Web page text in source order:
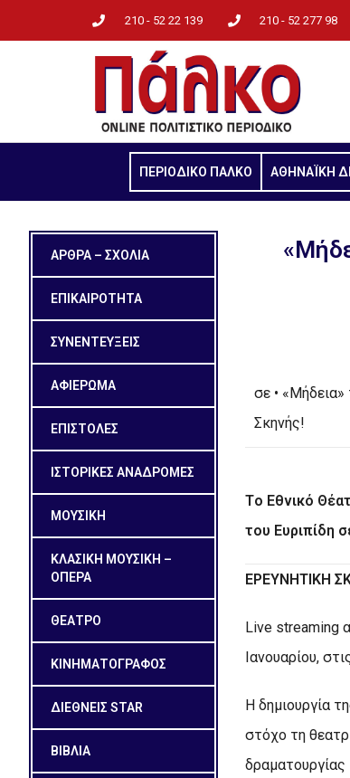
210 - 52 22 139 210 - 52 277 98
ΠΕΡΙΟΔΙΚΟ ΠΑΛΚΟ ΑΘΗΝΑΪΚΗ
ΑΡΘΡΑ – ΣΧΟΛΙΑ
ΕΠΙΚΑΙΡΟΤΗΤΑ
ΣΥΝΕΝΤΕΥΞΕΙΣ
ΑΦΙΕΡΩΜΑ
ΕΠΙΣΤΟΛΕΣ
ΙΣΤΟΡΙΚΕΣ ΑΝΑΔΡΟΜΕΣ
ΜΟΥΣΙΚΗ
ΚΛΑΣΙΚΗ ΜΟΥΣΙΚΗ –
ΟΠΕΡΑ
ΘΕΑΤΡΟ
ΚΙΝΗΜΑΤΟΓΡΑΦΟΣ
ΔΙΕΘΝΕΙΣ STAR
ΒΙΒΛΙΑ
σε • «Μήδεια»
Σκηνής!
Τo Εθνικό
του Ευριπίδη
EΡΕΥΝΗΤΙΚΗ
Live streaming
Ιανουαρίου,
Η δημιουργία
στόχο τη